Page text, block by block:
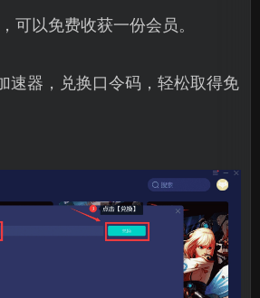
可以免费收获一份会员。
速器，兑换口令码，轻松取得免